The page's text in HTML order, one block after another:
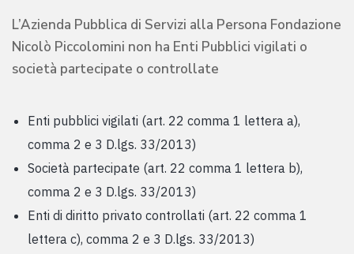
L’Azienda Pubblica di Servizi alla Persona Fondazione
Nicolò Piccolomini non ha Enti Pubblici vigilati o
società partecipate o controllate
Enti pubblici vigilati (art. 22 comma 1 lettera a),
comma 2 e 3 D.lgs. 33/2013)
Società partecipate (art. 22 comma 1 lettera b),
comma 2 e 3 D.lgs. 33/2013)
Enti di diritto privato controllati (art. 22 comma 1
lettera c), comma 2 e 3 D.lgs. 33/2013)